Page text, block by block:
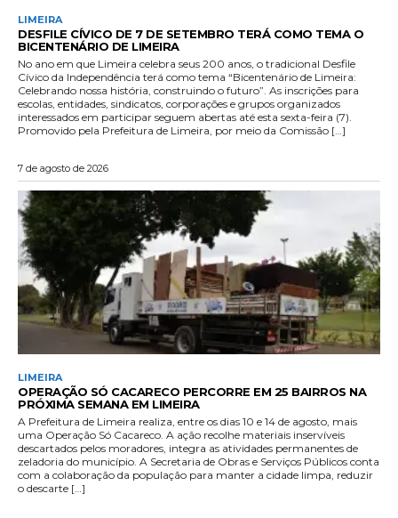
LIMEIRA
DESFILE CÍVICO DE 7 DE SETEMBRO TERÁ COMO TEMA O
BICENTENÁRIO DE LIMEIRA
No ano em que Limeira celebra seus 200 anos, o tradicional Desfile
Cívico da Independência terá como tema “Bicentenário de Limeira:
Celebrando nossa história, construindo o futuro”. As inscrições para
escolas, entidades, sindicatos, corporações e grupos organizados
interessados em participar seguem abertas até esta sexta-feira (7).
Promovido pela Prefeitura de Limeira, por meio da Comissão […]
7 de agosto de 2026
LIMEIRA
OPERAÇÃO SÓ CACARECO PERCORRE EM 25 BAIRROS NA
PRÓXIMA SEMANA EM LIMEIRA
A Prefeitura de Limeira realiza, entre os dias 10 e 14 de agosto, mais
uma Operação Só Cacareco. A ação recolhe materiais inservíveis
descartados pelos moradores, integra as atividades permanentes de
zeladoria do município. A Secretaria de Obras e Serviços Públicos conta
com a colaboração da população para manter a cidade limpa, reduzir
o descarte […]